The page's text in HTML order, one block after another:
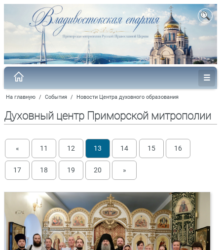
На главную / События / Новости Центра духовного образования
Духовный центр Приморской митрополии
« 11 12 13 14 15 16
17 18 19 20 »